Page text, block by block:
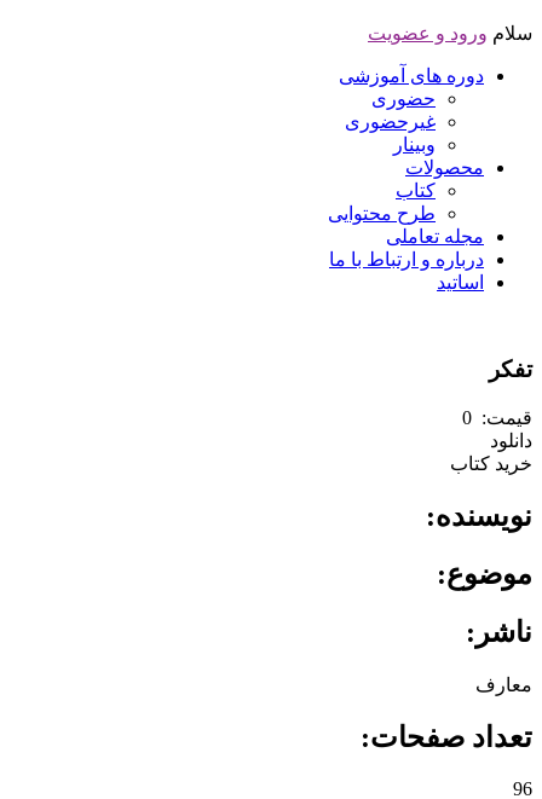
سلام ورود و عضویت
دوره های آموزشی
حضوری
غیرحضوری
وبینار
محصولات
کتاب
طرح محتوایی
مجله تعاملی
درباره و ارتباط با ما
اساتید
تفکر
قیمت: ‌ 0
دانلود
خرید کتاب
نویسنده: ‌
موضوع: ‌
ناشر: ‌
معارف
تعداد صفحات: ‌
96